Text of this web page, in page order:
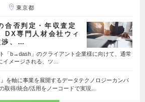
東京都
否判定・年収査定
DX専門人材会社ウィ
渉、…
「b→dash」のクライアント企業様に向けて、通常
イメージされる、ツ…
を軸に事業を展開するデータテクノロジーカンパ
取得/統合/活用をノーコードで実現…